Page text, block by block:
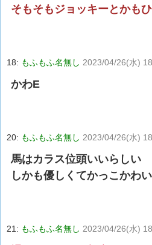
そもそもジョッキーとかも
18: もふもふ名無し 2023/04/26(水)
かわE
20: もふもふ名無し 2023/04/26(水)
馬はカラス位頭いいらしい
しかも優しくてかっこかわ
21: もふもふ名無し 2023/04/26(水)